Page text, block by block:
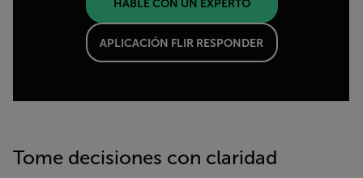
HABLE CON UN EXPERTO
APLICACIÓN FLIR RESPONDER
Tome decisiones con claridad